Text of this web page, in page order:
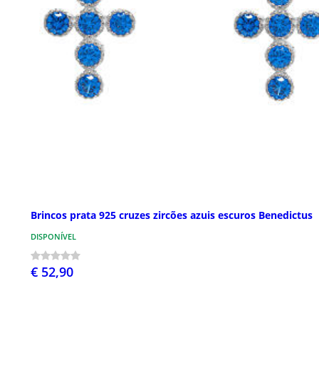
Brincos prata 925 cruzes zircões azuis escuros Benedictus
DISPONÍVEL
€ 52,90